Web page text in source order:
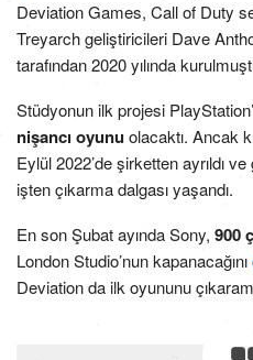
Deviation Games, Call of Duty
Treyarch geliştiricileri Dave
tarafından 2020 yılında
Stüdyonun ilk projesi
nişancı oyunuolacaktı. Ancak
Eylül 2022’de şirketten ayrıldı ve
işten çıkarma dalgası yaşandı.
En son Şubat ayında Sony, 900
London Studio’nun kapanacağını
Deviation da ilk oyununu